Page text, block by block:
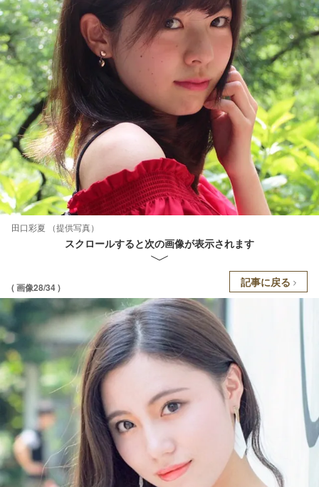
田口彩夏 （提供写真）
スクロールすると次の画像が表示されます
( 画像28/34 ) 記事に戻る